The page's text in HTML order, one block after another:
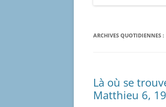
ARCHIVES QUOTIDIENNES :
Là où se
Matthieu 6,